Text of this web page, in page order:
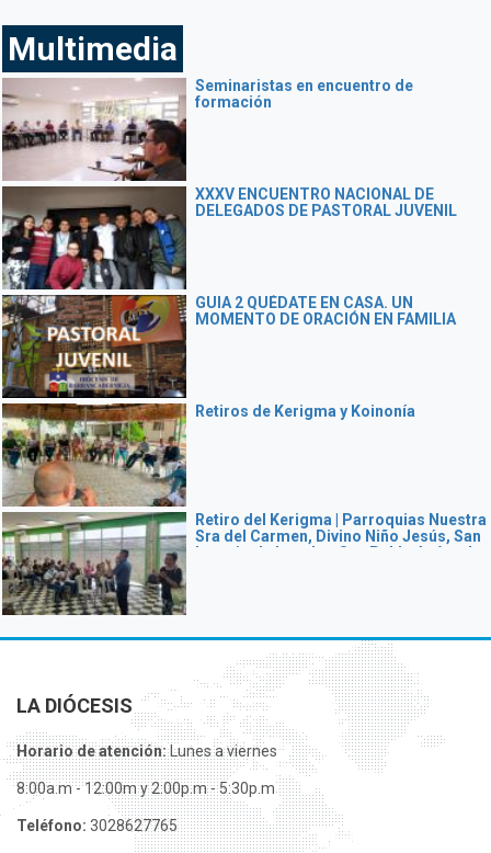
Multimedia
Seminaristas en encuentro de
formación
XXXV ENCUENTRO NACIONAL DE
DELEGADOS DE PASTORAL JUVENIL
GUIA 2 QUÉDATE EN CASA. UN
MOMENTO DE ORACIÓN EN FAMILIA
Retiros de Kerigma y Koinonía
Retiro del Kerigma | Parroquias Nuestra
Sra del Carmen, Divino Niño Jesús, San
Ignacio de Loyola y San Pablo Apóstol
LA DIÓCESIS
Horario de atención:Lunes a viernes
8:00a.m - 12:00m y 2:00p.m - 5:30p.m
Teléfono: 3028627765